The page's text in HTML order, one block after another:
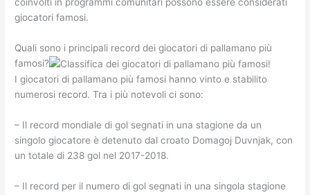
coinvolti in programmi comunitari possono essere considerati
giocatori famosi.
Quali sono i principali record dei giocatori di pallamano più
famosi?
I giocatori di pallamano più famosi hanno vinto e stabilito
numerosi record. Tra i più notevoli ci sono:
– Il record mondiale di gol segnati in una stagione da un
singolo giocatore è detenuto dal croato Domagoj Duvnjak, con
un totale di 238 gol nel 2017-2018.
– Il record per il numero di gol segnati in una singola stagione